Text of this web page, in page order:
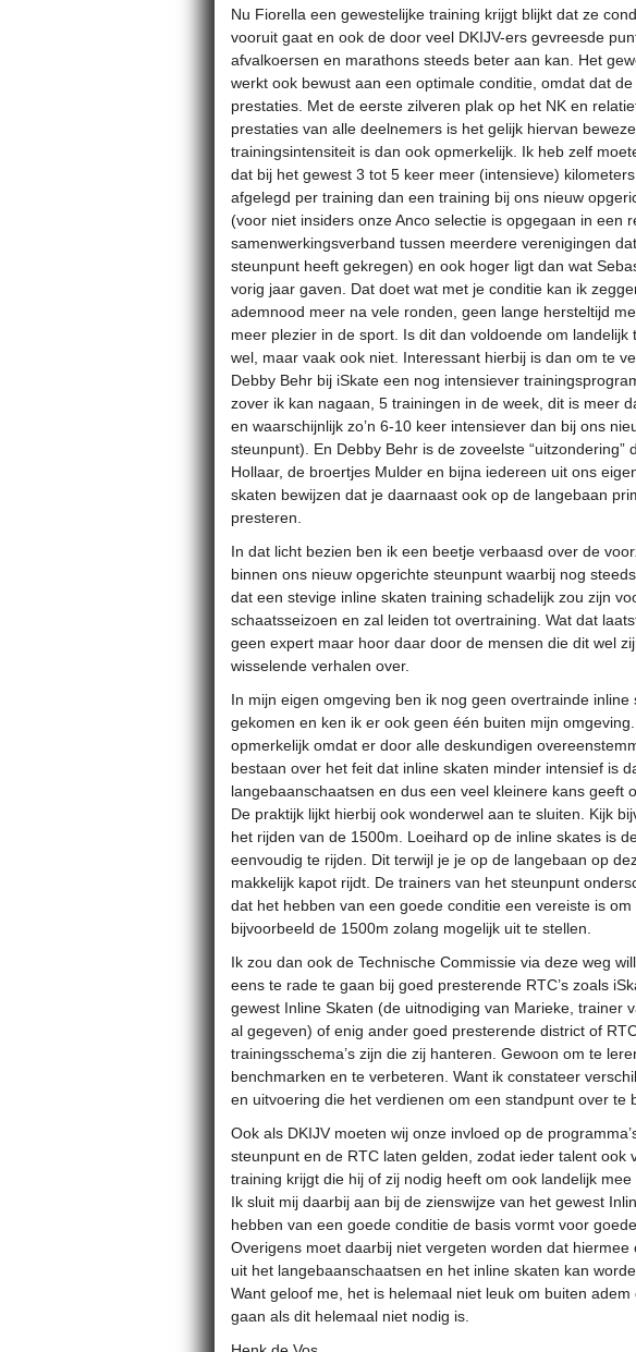
Nu Fiorella een gewestelijke training krijgt blijkt dat ze
vooruit gaat en ook de door veel DKIJV-ers gevreesde
afvalkoersen en marathons steeds beter aan kan. Het
werkt ook bewust aan een optimale conditie, omdat dat
prestaties. Met de eerste zilveren plak op het NK en
prestaties van alle deelnemers is het gelijk hiervan
trainingsintensiteit is dan ook opmerkelijk. Ik heb zelf
dat bij het gewest 3 tot 5 keer meer (intensieve)
afgelegd per training dan een training bij ons nieuw
(voor niet insiders onze Anco selectie is opgegaan in een
samenwerkingsverband tussen meerdere verenigingen
steunpunt heeft gekregen) en ook hoger ligt dan wat
vorig jaar gaven. Dat doet wat met je conditie kan ik
ademnood meer na vele ronden, geen lange hersteltijd
meer plezier in de sport. Is dit dan voldoende om landelijk
wel, maar vaak ook niet. Interessant hierbij is dan om te
Debby Behr bij iSkate een nog intensiever
zover ik kan nagaan, 5 trainingen in de week, dit is meer
en waarschijnlijk zo’n 6-10 keer intensiever dan bij ons
steunpunt). En Debby Behr is de zoveelste “uitzondering”
Hollaar, de broertjes Mulder en bijna iedereen uit ons
skaten bewijzen dat je daarnaast ook op de langebaan
presteren.
In dat licht bezien ben ik een beetje verbaasd over de
binnen ons nieuw opgerichte steunpunt waarbij nog
dat een stevige inline skaten training schadelijk zou zijn
schaatsseizoen en zal leiden tot overtraining. Wat dat
geen expert maar hoor daar door de mensen die dit wel
wisselende verhalen over.
In mijn eigen omgeving ben ik nog geen overtrainde inline
gekomen en ken ik er ook geen één buiten mijn
opmerkelijk omdat er door alle deskundigen
bestaan over het feit dat inline skaten minder intensief is
langebaanschaatsen en dus een veel kleinere kans geeft
De praktijk lijkt hierbij ook wonderwel aan te sluiten. Kijk
het rijden van de 1500m. Loeihard op de inline skates is
eenvoudig te rijden. Dit terwijl je je op de langebaan op
makkelijk kapot rijdt. De trainers van het steunpunt
dat het hebben van een goede conditie een vereiste is
bijvoorbeeld de 1500m zolang mogelijk uit te stellen.
Ik zou dan ook de Technische Commissie via deze weg
eens te rade te gaan bij goed presterende RTC’s zoals
gewest Inline Skaten (de uitnodiging van Marieke, trainer
al gegeven) of enig ander goed presterende district of
trainingsschema’s zijn die zij hanteren. Gewoon om te
benchmarken en te verbeteren. Want ik constateer
en uitvoering die het verdienen om een standpunt over te
Ook als DKIJV moeten wij onze invloed op de
steunpunt en de RTC laten gelden, zodat ieder talent ook
training krijgt die hij of zij nodig heeft om ook landelijk
Ik sluit mij daarbij aan bij de zienswijze van het gewest
hebben van een goede conditie de basis vormt voor
Overigens moet daarbij niet vergeten worden dat hiermee
uit het langebaanschaatsen en het inline skaten kan
Want geloof me, het is helemaal niet leuk om buiten
gaan als dit helemaal niet nodig is.